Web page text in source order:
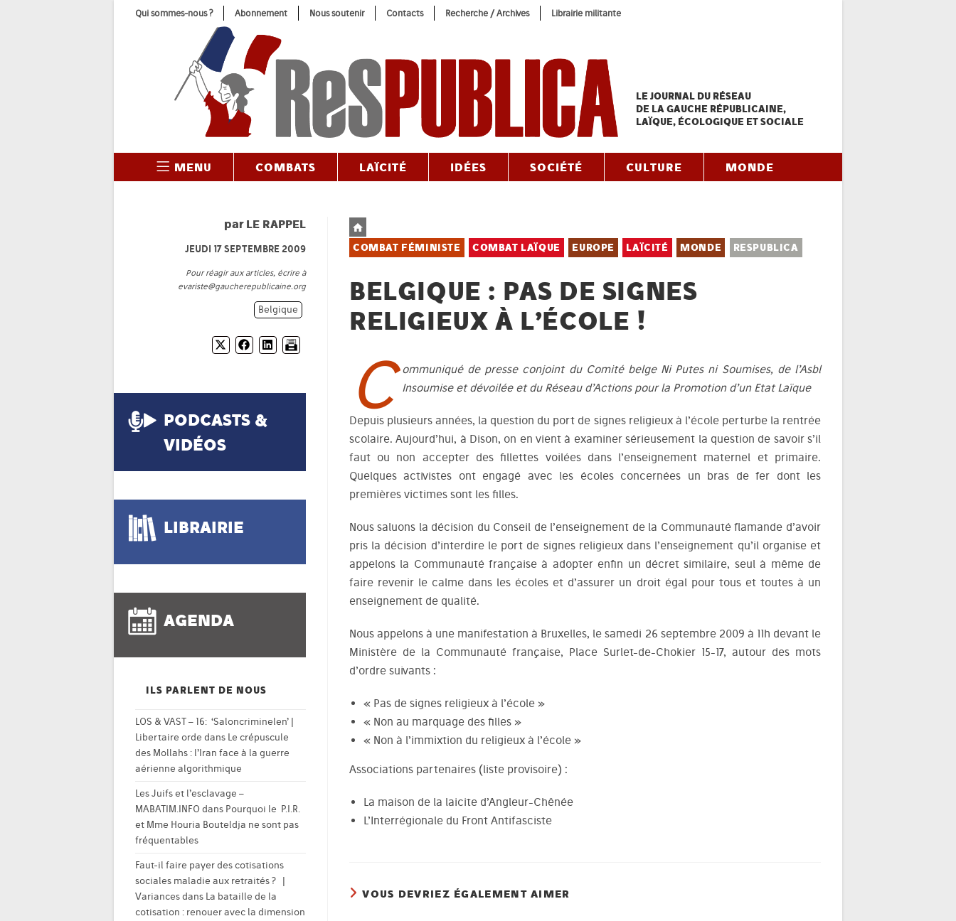
Qui sommes-nous ? Abonnement Nous soutenir Contacts Recherche / Archives Librairie militante
LE JOURNAL DU RÉSEAU
DE LA GAUCHE RÉPUBLICAINE,
LAÏQUE, ÉCOLOGIQUE ET SOCIALE
MENU COMBATS LAÏCITÉ IDÉES SOCIÉTÉ CULTURE MONDE
Post
category:
COMBAT FÉMINISTE COMBAT LAÏQUE EUROPE LAÏCITÉ MONDE RESPUBLICA
BELGIQUE : PAS DE SIGNES
RELIGIEUX À L’ÉCOLE !
C ommuniqué de presse conjoint du Comité belge Ni Putes ni Soumises, de l’Asbl
Insoumise et dévoilée et du Réseau d’Actions pour la Promotion d’un Etat Laïque
Depuis plusieurs années, la question du port de signes religieux à l’école perturbe la rentrée
scolaire. Aujourd’hui, à Dison, on en vient à examiner sérieusement la question de savoir s’il
faut ou non accepter des fillettes voilées dans l’enseignement maternel et primaire.
Quelques activistes ont engagé avec les écoles concernées un bras de fer dont les
premières victimes sont les filles.
Nous saluons la décision du Conseil de l’enseignement de la Communauté flamande d’avoir
pris la décision d’interdire le port de signes religieux dans l’enseignement qu’il organise et
appelons la Communauté française à adopter enfin un décret similaire, seul à même de
faire revenir le calme dans les écoles et d’assurer un droit égal pour tous et toutes à un
enseignement de qualité.
Nous appelons à une manifestation à Bruxelles, le samedi 26 septembre 2009 à 11h devant le
Ministère de la Communauté française, Place Surlet-de-Chokier 15-17, autour des mots
d’ordre suivants :
« Pas de signes religieux à l’école »
« Non au marquage des filles »
« Non à l’immixtion du religieux à l’école »
Associations partenaires (liste provisoire) :
La maison de la laicite d’Angleur-Chênée
L’Interrégionale du Front Antifasciste
VOUS DEVRIEZ ÉGALEMENT AIMER
par LE RAPPEL
JEUDI 17 SEPTEMBRE 2009
Pour réagir aux articles, écrire à
evariste@gaucherepublicaine.org
Belgique
PODCASTS &
VIDÉOS
LIBRAIRIE
AGENDA
ILS PARLENT DE NOUS
LOS & VAST – 16: ‘Saloncriminelen’ |
Libertaire orde dans Le crépuscule
des Mollahs : l’Iran face à la guerre
aérienne algorithmique
Les Juifs et l’esclavage –
MABATIM.INFO dans Pourquoi le P.I.R.
et Mme Houria Bouteldja ne sont pas
fréquentables
Faut-il faire payer des cotisations
sociales maladie aux retraités ? |
Variancesdans La bataille de la
cotisation : renouer avec la dimension